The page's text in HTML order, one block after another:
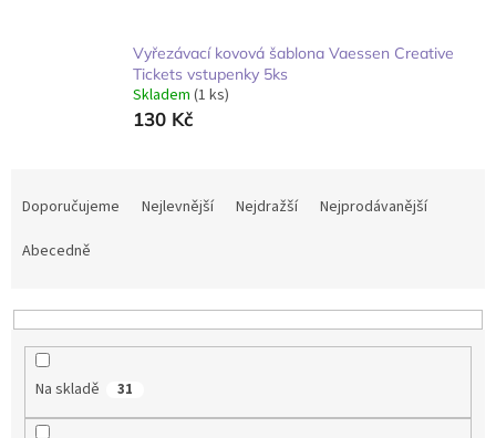
Vyřezávací kovová šablona Vaessen Creative
Tickets vstupenky 5ks
Skladem (1 ks)
130 Kč
a
p
Doporučujeme Nejlevnější Nejdražší
Nejprodávanější
Abecedně
Na skladě 31